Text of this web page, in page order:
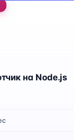
на Node.js